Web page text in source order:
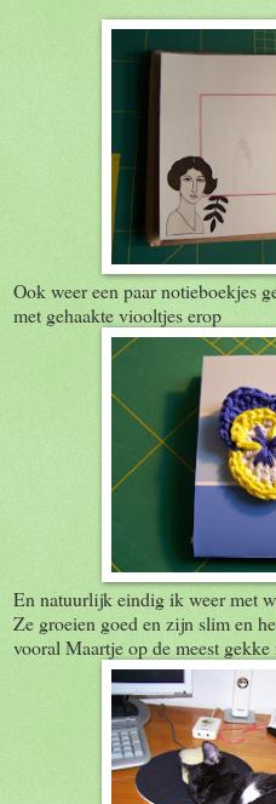
Ook weer een paar notieboekjes
met gehaakte viooltjes erop
En natuurlijk eindig ik weer met
Ze groeien goed en zijn slim en
vooral Maartje op de meest gekke